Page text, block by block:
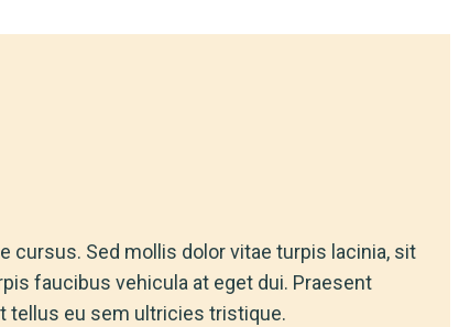
cursus. Sed mollis dolor vitae turpis lacinia, sit
faucibus vehicula at eget dui. Praesent
tellus eu sem ultricies tristique.